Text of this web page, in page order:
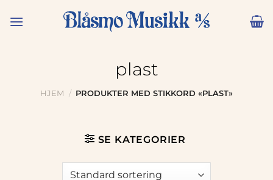
plast
HJEM / PRODUKTER MED STIKKORD «PLAST»
SE KATEGORIER